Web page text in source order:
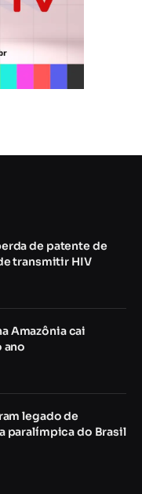
de patente de
transmitir HIV
Amazônia cai
ano
legado de
paralímpica do Brasil